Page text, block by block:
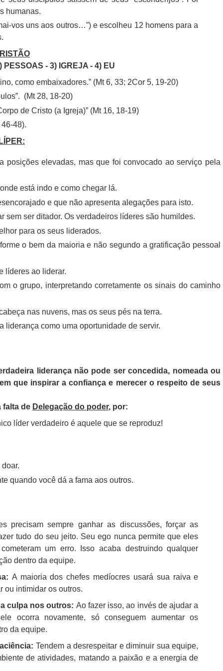
humanas.
vos uns aos outros…”) e escolheu 12 homens para a
PESSOAS - 3) IGREJA - 4) EU
como embaixadores.” (Mt 6, 33; 2Cor 5, 19-20)
(Mt 28, 18-20)
de Cristo (a Igreja)” (Mt 16, 18-19)
46-48).
posições elevadas, mas que foi convocado ao serviço pela
está indo e como chegar lá.
e que não apresenta alegações para isto.
sem ser ditador. Os verdadeiros líderes são humildes.
para os seus liderados.
o bem da maioria e não segundo a gratificação pessoal
líderes ao liderar.
o grupo, interpretando corretamente os sinais do caminho
nas nuvens, mas os seus pés na terra.
liderança como uma oportunidade de servir.
liderança não pode ser concedida, nomeada ou
que inspirar a confiança e merecer o respeito de seus
falta de Delegação do poder, por:
líder verdadeiro é aquele que se reproduz!
quando você dá a fama aos outros.
precisam sempre ganhar as discussões, forçar as
tudo do seu jeito. Seu ego nunca permite que eles
um erro. Isso acaba destruindo qualquer
dentro da equipe.
A maioria dos chefes medíocres usará sua raiva e
ou intimidar os outros.
culpa nos outros: Ao fazer isso, ao invés de ajudar a
ocorra novamente, só conseguem aumentar os
da equipe.
Tendem a desrespeitar e diminuir sua equipe,
de atividades, matando a paixão e a energia de